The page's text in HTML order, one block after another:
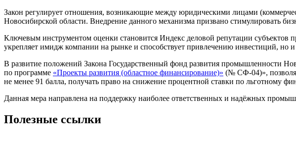
Закон регулирует отношения, возникающие между юридическими лицами
Новосибирской области. Внедрение данного механизма призвано стимулировать
Ключевым инструментом оценки становится Индекс деловой репутации субъектов
укрепляет имидж компании на рынке и способствует привлечению инвестиций, но
В развитие положений Закона Государственный фонд развития промышленности
по программе «Проекты развития (областное финансирование)» (№ СФ-04)»,
не менее 91 балла, получать право на снижение процентной ставки по льготному
Данная мера направлена на поддержку наиболее ответственных и надёжных
Полезные ссылки